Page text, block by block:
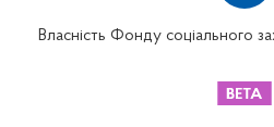
Власність Фонду соціального